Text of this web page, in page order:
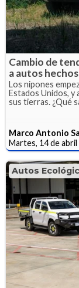
Cambio de
a autos hechos
Los nipones
Estados Unidos, y
sus tierras. ¿Qué
Marco Antonio
Martes, 14 de
Autos